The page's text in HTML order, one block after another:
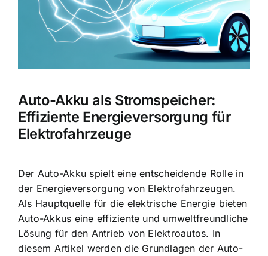
Auto-Akku als Stromspeicher:
Effiziente Energieversorgung für
Elektrofahrzeuge
Der Auto-Akku spielt eine entscheidende Rollein
der Energieversorgung von Elektrofahrzeugen.
Als Hauptquelle für die elektrische Energie bieten
Auto-Akkus eine effiziente und umweltfreundliche
Lösung für den Antrieb von Elektroautos. In
diesem Artikel werden die Grundlagen der Auto-